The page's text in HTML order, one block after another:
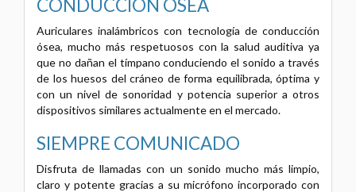
CONDUCCIÓN ÓSEA
Auriculares inalámbricos con tecnología de conducción
ósea, mucho más respetuosos con la salud auditiva ya
que no dañan el tímpano conduciendo el sonido a través
de los huesos del cráneo de forma equilibrada, óptima y
con un nivel de sonoridad y potencia superior a otros
dispositivos similares actualmente en el mercado.
SIEMPRE COMUNICADO
Disfruta de llamadas con un sonido mucho más limpio,
claro y potente gracias a su micrófono incorporado con